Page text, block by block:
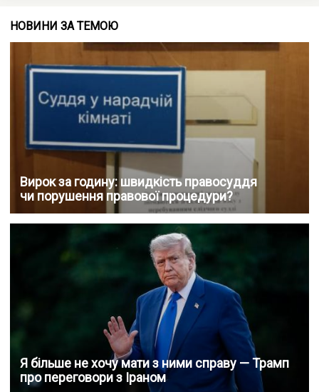
НОВИНИ ЗА ТЕМОЮ
Вирок за годину: швидкість правосуддя
чи порушення правової процедури?
Я більше не хочу мати з ними справу — Трамп
про переговори з Іраном